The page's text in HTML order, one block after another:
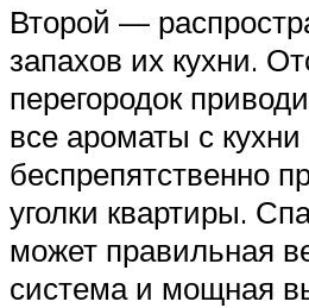
Второй —
запахов их кухни.
перегородок
все ароматы с кухни
беспрепятственно
уголки квартиры.
может правильная
система и мощная